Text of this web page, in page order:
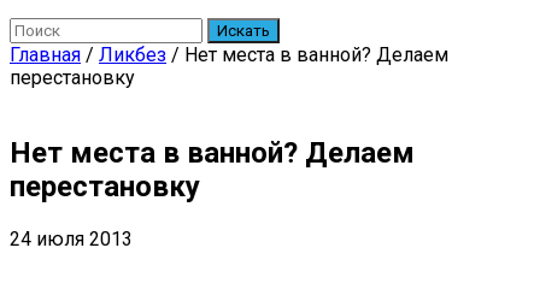
Искать
Главная / Ликбез / Нет места в ванной? Делаем
перестановку
Нет места в ванной? Делаем
перестановку
24 июля 2013